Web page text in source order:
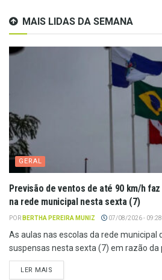
MAIS LIDAS DA SEMANA
GERAL
Previsão de ventos de até 90 km/h
na rede municipal nesta sexta (7)
POR BERTHA PEREIRA MUNIZ 07/08/2026 - 09:28
As aulas nas escolas da rede municipal
suspensas nesta sexta (7) em razão da
LER MAIS